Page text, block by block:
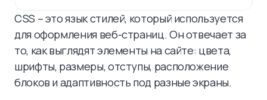
CSS – это язык стилей, который используется
для оформления веб-страниц. Он отвечает за
то, как выглядят элементы на сайте: цвета,
шрифты, размеры, отступы, расположение
блоков и адаптивность под разные экраны.